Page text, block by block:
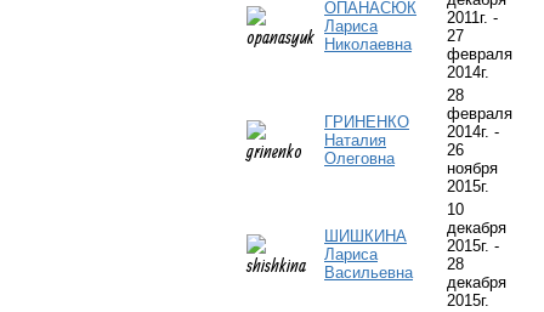
ОПАНАСЮК
Лариса
Николаевна
2011г. -
27
февраля
2014г.
ГРИНЕНКО
Наталия
Олеговна
28
февраля
2014г. -
26
ноября
2015г.
ШИШКИНА
Лариса
Васильевна
10
декабря
2015г. -
28
декабря
2015г.